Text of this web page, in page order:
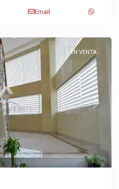
Email
Next
EN VENTA